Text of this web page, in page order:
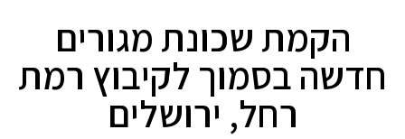
הקמת שכונת מגורים
חדשה בסמוך לקיבוץ רמת
רחל, ירושלים